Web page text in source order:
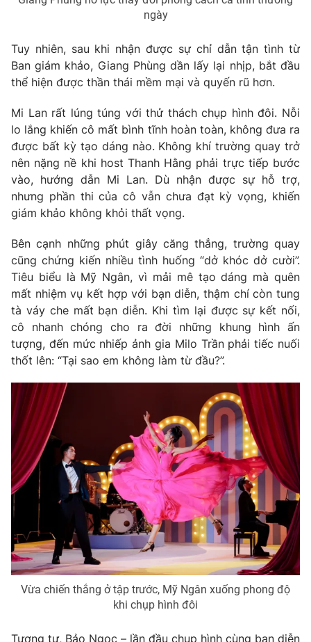
024-7300.7108
® Cấm sao chép dưới mọi hình thức nếu không có sự chấp
thông tin từ website này.
ngày
Tuy nhiên, sau khi nhận được sự chỉ dẫn tận tình từ
Ban giám khảo, Giang Phùng dần lấy lại nhịp, bắt đầu
thể hiện được thần thái mềm mại và quyến rũ hơn.
Mi Lan rất lúng túng với thử thách chụp hình đôi. Nỗi
lo lắng khiến cô mất bình tĩnh hoàn toàn, không đưa ra
được bất kỳ tạo dáng nào. Không khí trường quay trở
nên nặng nề khi host Thanh Hằng phải trực tiếp bước
vào, hướng dẫn Mi Lan. Dù nhận được sự hỗ trợ,
nhưng phần thi của cô vẫn chưa đạt kỳ vọng, khiến
giám khảo không khỏi thất vọng.
Bên cạnh những phút giây căng thẳng, trường quay
cũng chứng kiến nhiều tình huống “dở khóc dở cười”.
Tiêu biểu là Mỹ Ngân, vì mải mê tạo dáng mà quên
mất nhiệm vụ kết hợp với bạn diễn, thậm chí còn tung
tà váy che mất bạn diễn. Khi tìm lại được sự kết nối,
cô nhanh chóng cho ra đời những khung hình ấn
tượng, đến mức nhiếp ảnh gia Milo Trần phải tiếc nuối
thốt lên: “Tại sao em không làm từ đầu?”.
Vừa chiến thắng ở tập trước, Mỹ Ngân xuống phong độ
khi chụp hình đôi
Tương tự, Bảo Ngọc – lần đầu chụp hình cùng bạn diễn